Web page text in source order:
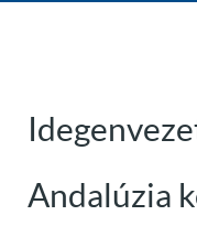
Andalúzia